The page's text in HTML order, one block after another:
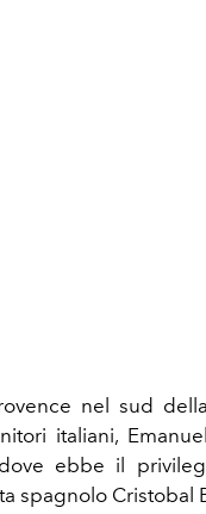
nel sud
italiani,
ebbe il
spagnolo Cristobal